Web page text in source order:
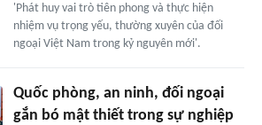
'Phát huy vai trò tiên phong và thực hiện
nhiệm vụ trọng yếu, thường xuyên của đối
ngoại Việt Nam trong kỷ nguyên mới'.
Quốc phòng, an ninh, đối ngoại
gắn bó mật thiết trong sự nghiệp